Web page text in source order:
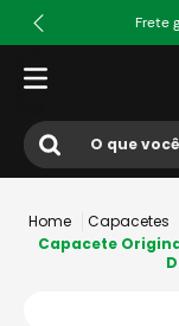
Frete
O que você busca?
1º ls2
Capacetes
Capacete